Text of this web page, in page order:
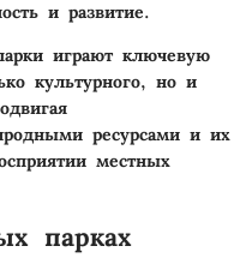
и развитие.
играют ключевую
культурного, но и
ресурсами и их
местных
парках